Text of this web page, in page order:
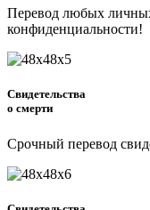
Перевод любых
конфиденциальности!
Свидетельства
о смерти
Срочный перевод